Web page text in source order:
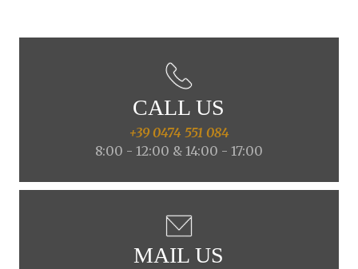
CALL US
+39 0474 551 084
8:00 - 12:00 & 14:00 - 17:00
MAIL US